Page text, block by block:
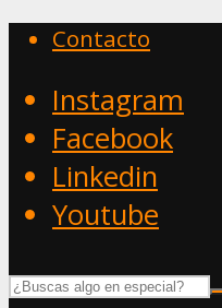
Contacto
Instagram
Facebook
Linkedin
Youtube